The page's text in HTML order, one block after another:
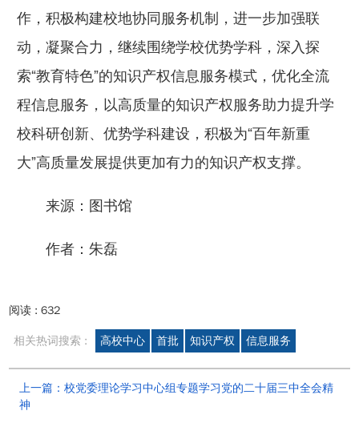
作，积极构建校地协同服务机制，进一步加强联
动，凝聚合力，继续围绕学校优势学科，深入探
索“教育特色”的知识产权信息服务模式，优化全流
程信息服务，以高质量的知识产权服务助力提升学
校科研创新、优势学科建设，积极为“百年新重
大”高质量发展提供更加有力的知识产权支撑。
来源：图书馆
作者：朱磊
阅读 :632
相关热词搜索 : 高校中心 首批 知识产权 信息服务
上一篇：校党委理论学习中心组专题学习党的二十届三中全会精
神